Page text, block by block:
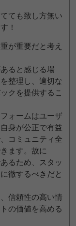
ても致し方無い
！
が重要だと考え
ると感じる場
整理し、適切な
クを提供するこ
ォームはユーザ
身が公正で有益
コミュニティ全
ます。故に
るため、スタッ
徹するべきだと
信頼性の高い情
の価値を高める